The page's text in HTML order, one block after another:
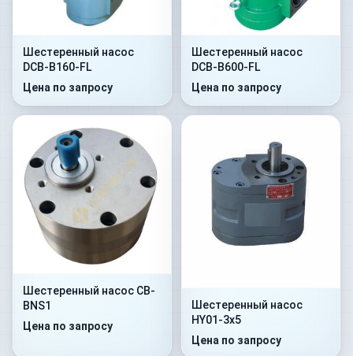
Шестеренный насос
DCB-B160-FL
Цена по запросу
Шестеренный насос
DCB-B600-FL
Цена по запросу
Шестеренный насос CB-
BNS1
Цена по запросу
Шестеренный насос
HY01-3x5
Цена по запросу